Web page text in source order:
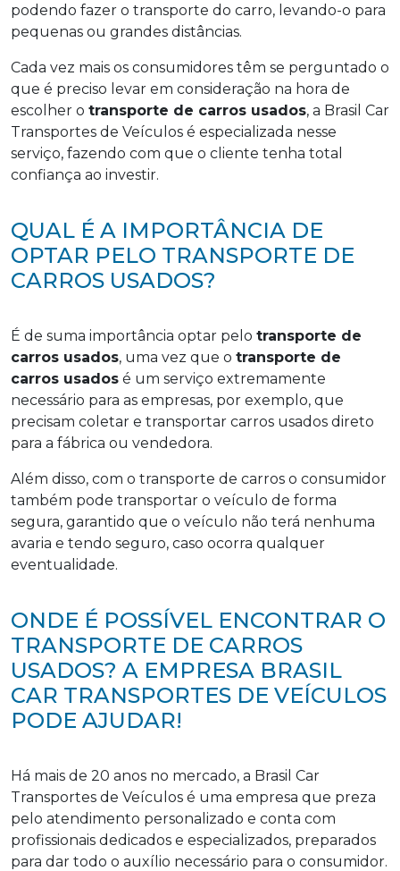
podendo fazer o transporte do carro, levando-o para
pequenas ou grandes distâncias.
Cada vez mais os consumidores têm se perguntado o
que é preciso levar em consideração na hora de
escolher o transporte de carros usados, a Brasil Car
Transportes de Veículos é especializada nesse
serviço, fazendo com que o cliente tenha total
confiança ao investir.
QUAL É A IMPORTÂNCIA DE
OPTAR PELO TRANSPORTE DE
CARROS USADOS?
É de suma importância optar pelo transporte de
carros usados, uma vez que o transporte de
carros usados é um serviço extremamente
necessário para as empresas, por exemplo, que
precisam coletar e transportar carros usados direto
para a fábrica ou vendedora.
Além disso, com o transporte de carros o consumidor
também pode transportar o veículo de forma
segura, garantido que o veículo não terá nenhuma
avaria e tendo seguro, caso ocorra qualquer
eventualidade.
ONDE É POSSÍVEL ENCONTRAR O
TRANSPORTE DE CARROS
USADOS? A EMPRESA BRASIL
CAR TRANSPORTES DE VEÍCULOS
PODE AJUDAR!
Há mais de 20 anos no mercado, a Brasil Car
Transportes de Veículos é uma empresa que preza
pelo atendimento personalizado e conta com
profissionais dedicados e especializados, preparados
para dar todo o auxílio necessário para o consumidor.